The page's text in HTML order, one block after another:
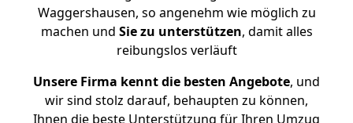
Waggershausen, so angenehm wie möglich zu
machen und Sie zu unterstützen, damit alles
reibungslos verläuft
Unsere Firma kennt die besten Angebote, und
wir sind stolz darauf, behaupten zu können,
Ihnen die beste Unterstützung für Ihren Umzug